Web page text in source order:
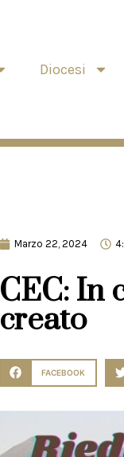
Diocesi
Marzo 22, 2024
CEC: In
creato
FACEBOOK